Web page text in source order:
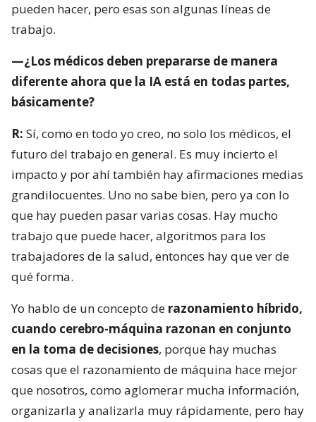
pueden hacer, pero esas son algunas líneas de
trabajo.
—¿Los médicos deben prepararse de manera
diferente ahora que la IA está en todas partes,
básicamente?
R: Sí, como en todo yo creo, no solo los médicos, el
futuro del trabajo en general. Es muy incierto el
impacto y por ahí también hay afirmaciones medias
grandilocuentes. Uno no sabe bien, pero ya con lo
que hay pueden pasar varias cosas. Hay mucho
trabajo que puede hacer, algoritmos para los
trabajadores de la salud, entonces hay que ver de
qué forma.
Yo hablo de un concepto de razonamiento híbrido,
cuando cerebro-máquina razonan en conjunto
en la toma de decisiones, porque hay muchas
cosas que el razonamiento de máquina hace mejor
que nosotros, como aglomerar mucha información,
organizarla y analizarla muy rápidamente, pero hay